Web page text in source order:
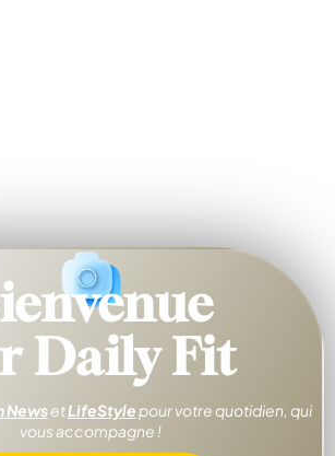
Daily Fit
NewsetLifeStyle pour votre quotidien, qui
vous accompagne !